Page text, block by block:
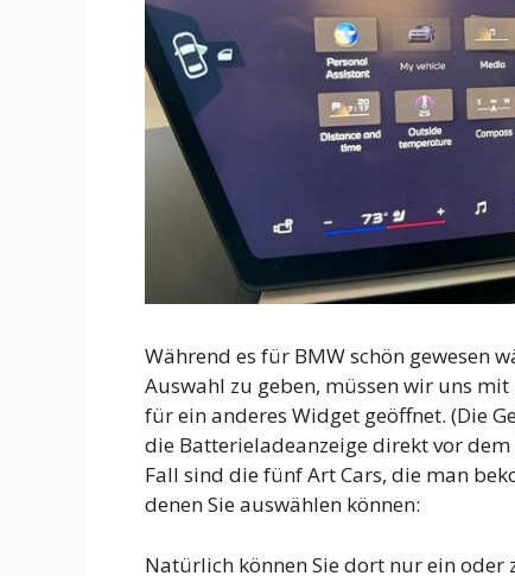
Während es für BMW schön gewesen
Auswahl zu geben, müssen wir uns
für ein anderes Widget geöffnet. (Die
die Batterieladeanzeige direkt vor
Fall sind die fünf Art Cars, die man
denen Sie auswählen können:
Natürlich können Sie dort nur ein oder